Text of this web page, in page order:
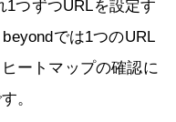
1つずつURLを設定す
では1つのURL
ートマップの確認に
。